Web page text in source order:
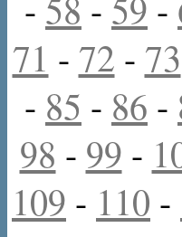
71 - 72 - 73
- 85 - 86 -
98 - 99 -
109 - 110 -